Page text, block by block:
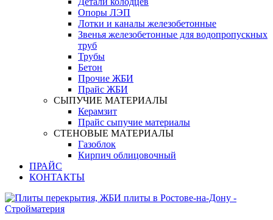
Опоры ЛЭП
Лотки и каналы железобетонные
Звенья железобетонные для водопропускных
труб
Трубы
Бетон
Прочие ЖБИ
Прайс ЖБИ
СЫПУЧИЕ МАТЕРИАЛЫ
Керамзит
Прайс сыпучие материалы
СТЕНОВЫЕ МАТЕРИАЛЫ
Газоблок
Кирпич облицовочный
ПРАЙС
КОНТАКТЫ